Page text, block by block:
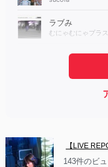
【LIVE
143件のビ